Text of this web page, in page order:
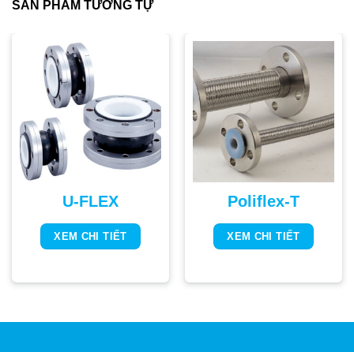
SẢN PHẨM TƯƠNG TỰ
U-FLEX
XEM CHI TIẾT
Poliflex-T
XEM CHI TIẾT